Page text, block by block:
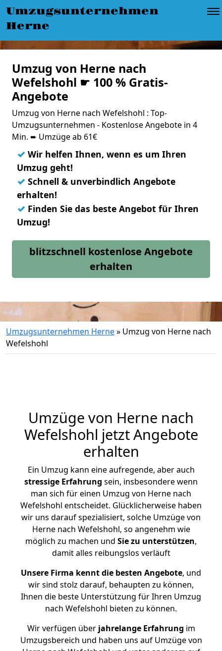
Umzugsunternehmen
Herne
Umzug von Herne nach
Wefelshohl ☛ 100 % Gratis-
Angebote
Umzug von Herne nach Wefelshohl : Top-
Umzugsunternehmen - Kostenlose Angebote in 4
Min. ➨ Umzüge ab 61€
✓ Wir helfen Ihnen, wenn es um Ihren
Umzug geht!
✓ Schnell & unverbindlich Angebote
erhalten!
✓ Finden Sie das beste Angebot für Ihren
Umzug!
blitzschnell kostenlose Angebote
erhalten
Umzugsunternehmen Herne» Umzug von Herne nach
Wefelshohl
Umzüge von Herne nach
Wefelshohl jetzt Angebote
erhalten
Ein Umzug kann eine aufregende, aber auch
stressige Erfahrung sein, insbesondere wenn
man sich für einen Umzug von Herne nach
Wefelshohl entscheidet. Glücklicherweise haben
wir uns darauf spezialisiert, solche Umzüge von
Herne nach Wefelshohl, so angenehm wie
möglich zu machen und Sie zu unterstützen,
damit alles reibungslos verläuft
Unsere Firma kennt die besten Angebote, und
wir sind stolz darauf, behaupten zu können,
Ihnen die beste Unterstützung für Ihren Umzug
nach Wefelshohl bieten zu können.
Wir verfügen überjahrelange Erfahrung im
Umzugsbereich und haben uns auf Umzüge von